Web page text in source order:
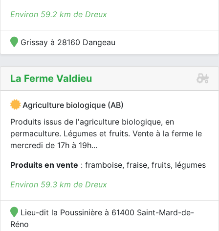
Environ 59.2 km de Dreux
Grissay à 28160 Dangeau
La Ferme Valdieu
Agriculture biologique (AB)
Produits issus de l'agriculture biologique, en
permaculture. Légumes et fruits. Vente à la ferme le
mercredi de 17h à 19h...
Produits en vente : framboise, fraise, fruits, légumes
Environ 59.3 km de Dreux
Lieu-dit la Poussinière à 61400 Saint-Mard-de-
Réno